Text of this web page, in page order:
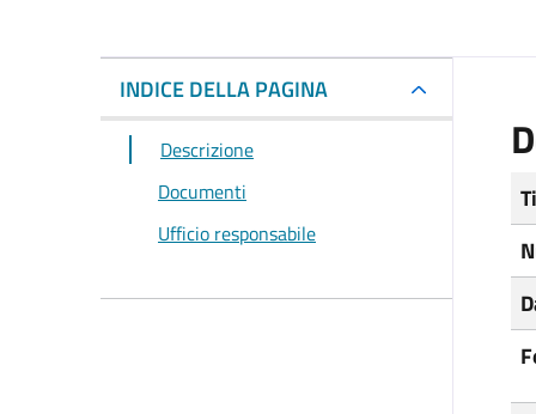
INDICE DELLA PAGINA
Descrizione
Documenti
Ufficio responsabile